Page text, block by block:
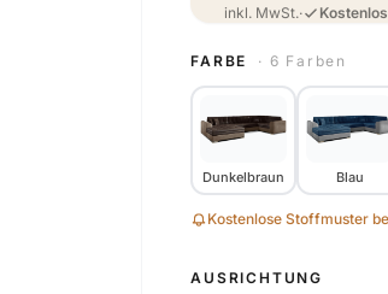
inkl. MwSt.·
FARBE · 6 Farben
Dunkelbraun Blau
Kostenlose Stoffmuster
AUSRICHTUNG